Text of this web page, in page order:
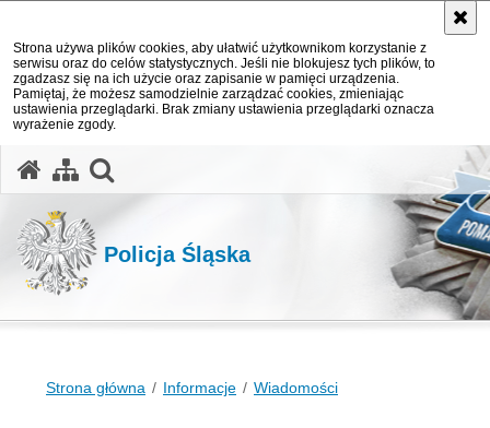
Strona używa plików cookies, aby ułatwić użytkownikom korzystanie z
serwisu oraz do celów statystycznych. Jeśli nie blokujesz tych plików, to
zgadzasz się na ich użycie oraz zapisanie w pamięci urządzenia.
Pamiętaj, że możesz samodzielnie zarządzać cookies, zmieniając
ustawienia przeglądarki. Brak zmiany ustawienia przeglądarki oznacza
wyrażenie zgody.
Policja Śląska
Strona główna Informacje Wiadomości